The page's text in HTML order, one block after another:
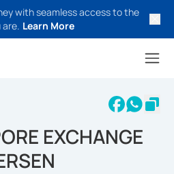
with seamless access to the
Learn More
EXCHANGE